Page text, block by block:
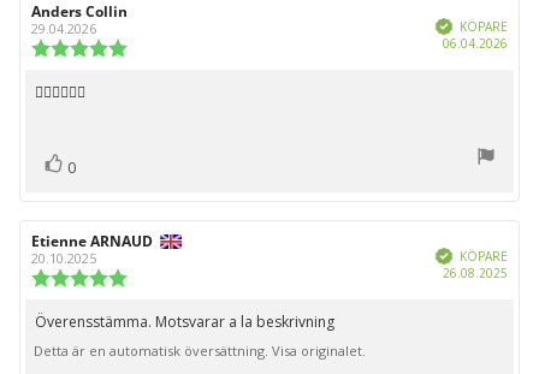
Recensionsförfattare:
Anders Collin
29.04.2026 Bekräftad
KÖPARE
06.04.2026
Recensionstext:
👍🏻👍🏻👍🏻
Rösta
upp
0
Recensionsförfattare:
Etienne ARNAUD
20.10.2025
utav
5
stjärnor
Bekräftad
KÖPARE
26.08.2025
Recensionstext:
Överensstämma. Motsvarar a la beskrivning
Detta är en automatisk översättning. Visa originalet.